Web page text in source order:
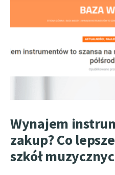
Wynajem
zakup? Co
szkół